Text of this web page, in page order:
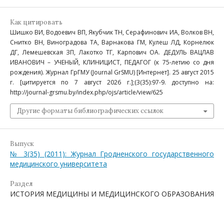
Как цитировать
Шишко ВИ, Водоевич ВП, Якубчик ТН, Серафинович ИА, Волков ВН,
Снитко ВН, Виноградова ТА, Варнакова ГМ, Кулеш ЛД, Корнелюк
ДГ, Лемешевская ЗП, Лакотко ТГ, Карпович ОА. ДЕДУЛЬ ВАЦЛАВ
ИВАНОВИЧ – УЧЕНЫЙ, КЛИНИЦИСТ, ПЕДАГОГ (к 75-летию со дня
рождения). Журнал ГрГМУ (Journal GrSMU) [Интернет]. 25 август 2015
г. [цитируется по 7 август 2026 г.];(3(35):97-9. доступно на:
http://journal-grsmu.by/index.php/ojs/article/view/625
Другие форматы библиографических ссылок
Выпуск
№ 3(35) (2011): Журнал Гродненского государственного
медицинского университета
Раздел
ИСТОРИЯ МЕДИЦИНЫ И МЕДИЦИНСКОГО ОБРАЗОВАНИЯ